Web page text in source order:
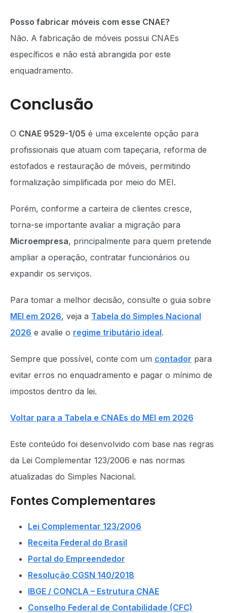
Posso fabricar móveis com esse CNAE?
Não. A fabricação de móveis possui CNAEs
específicos e não está abrangida por este
enquadramento.
Conclusão
O CNAE 9529-1/05 é uma excelente opção para
profissionais que atuam com tapeçaria, reforma de
estofados e restauração de móveis, permitindo
formalização simplificada por meio do MEI.
Porém, conforme a carteira de clientes cresce,
torna-se importante avaliar a migração para
Microempresa, principalmente para quem pretende
ampliar a operação, contratar funcionários ou
expandir os serviços.
Para tomar a melhor decisão, consulte o guia sobre
MEI em 2026, veja a Tabela do Simples Nacional
2026 e avalie o regime tributário ideal.
Sempre que possível, conte com um contador para
evitar erros no enquadramento e pagar o mínimo de
impostos dentro da lei.
Voltar para a Tabela e CNAEs do MEI em 2026
Este conteúdo foi desenvolvido com base nas regras
da Lei Complementar 123/2006 e nas normas
atualizadas do Simples Nacional.
Fontes Complementares
Lei Complementar 123/2006
Receita Federal do Brasil
Portal do Empreendedor
Resolução CGSN 140/2018
IBGE / CONCLA – Estrutura CNAE
Conselho Federal de Contabilidade (CFC)